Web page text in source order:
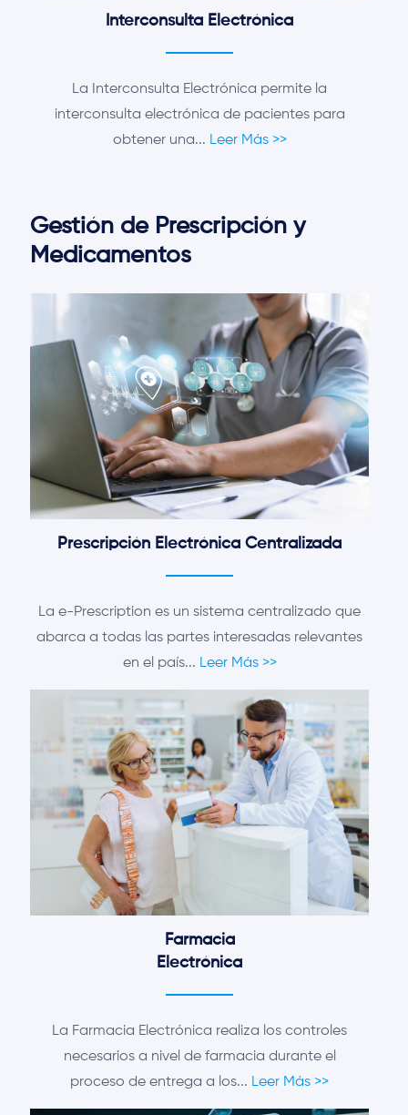
Interconsulta Electrónica
La Interconsulta Electrónica permite la
interconsulta electrónica de pacientes para
obtener una... Leer Más >>
Gestión de Prescripción y
Medicamentos
Prescripción Electrónica Centralizada
La e-Prescription es un sistema centralizado que
abarca a todas las partes interesadas relevantes
en el país... Leer Más >>
Farmacia
Electrónica
La Farmacia Electrónica realiza los controles
necesarios a nivel de farmacia durante el
proceso de entrega a los... Leer Más >>